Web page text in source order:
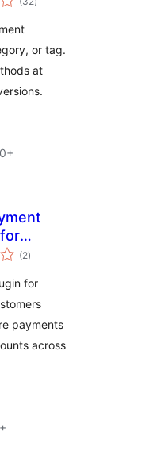
の
or tag.
at
(2個
の
価
)
for
payments
across